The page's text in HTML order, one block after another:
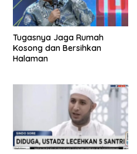
Tugasnya Jaga Rumah
Kosong dan Bersihkan
Halaman